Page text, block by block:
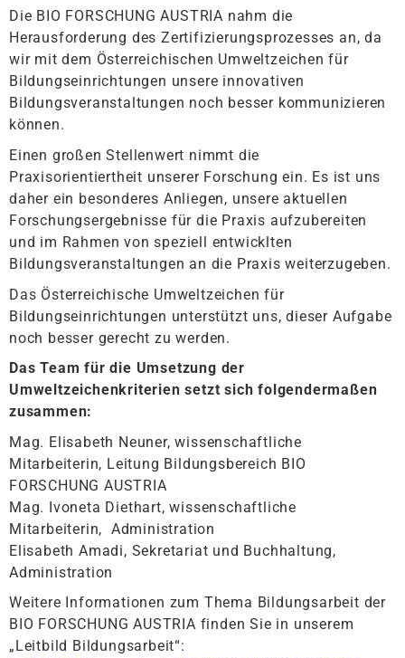
Die BIO FORSCHUNG AUSTRIA nahm die
Herausforderung des Zertifizierungsprozesses an, da
wir mit dem Österreichischen Umweltzeichen für
Bildungseinrichtungen unsere innovativen
Bildungsveranstaltungen noch besser kommunizieren
können.
Einen großen Stellenwert nimmt die
Praxisorientiertheit unserer Forschung ein. Es ist uns
daher ein besonderes Anliegen, unsere aktuellen
Forschungsergebnisse für die Praxis aufzubereiten
und im Rahmen von speziell entwicklten
Bildungsveranstaltungen an die Praxis weiterzugeben.
Das Österreichische Umweltzeichen für
Bildungseinrichtungen unterstützt uns, dieser Aufgabe
noch besser gerecht zu werden.
Das Team für die Umsetzung der
Umweltzeichenkriterien setzt sich folgendermaßen
zusammen:
Mag. Elisabeth Neuner, wissenschaftliche
Mitarbeiterin, Leitung Bildungsbereich BIO
FORSCHUNG AUSTRIA
Mag. Ivoneta Diethart, wissenschaftliche
Mitarbeiterin, Administration
Elisabeth Amadi, Sekretariat und Buchhaltung,
Administration
Weitere Informationen zum Thema Bildungsarbeit der
BIO FORSCHUNG AUSTRIA finden Sie in unserem
„Leitbild Bildungsarbeit“: